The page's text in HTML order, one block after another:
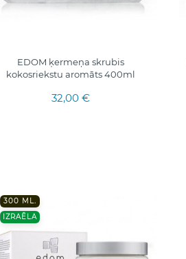
EDOM ķermeņa skrubis
kokosriekstu aromāts 400ml
32,00 €
300 ML.
IZRAĒLA